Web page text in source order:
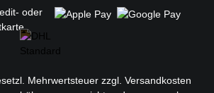
Mehrwertsteuer zzgl. Versandkosten